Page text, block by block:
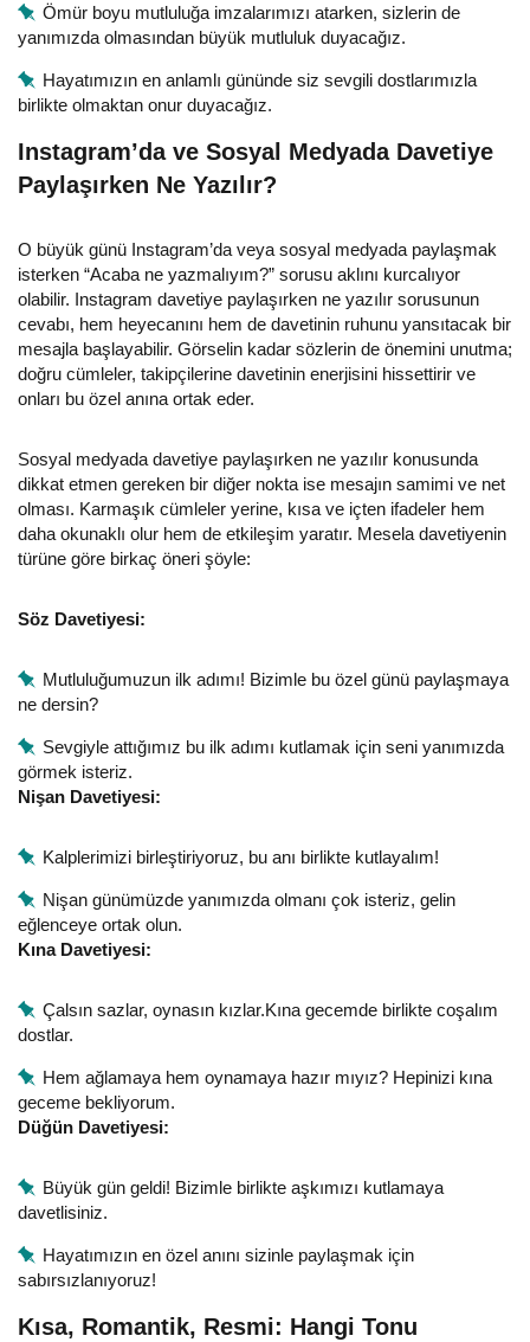
Ömür boyu mutluluğa imzalarımızı atarken, sizlerin de
yanımızda olmasından büyük mutluluk duyacağız.
Hayatımızın en anlamlı gününde siz sevgili dostlarımızla
birlikte olmaktan onur duyacağız.
Instagram’da ve Sosyal Medyada Davetiye
Paylaşırken Ne Yazılır?
O büyük günü Instagram’da veya sosyal medyada paylaşmak
isterken “Acaba ne yazmalıyım?” sorusu aklını kurcalıyor
olabilir. Instagram davetiye paylaşırken ne yazılır sorusunun
cevabı, hem heyecanını hem de davetinin ruhunu yansıtacak bir
mesajla başlayabilir. Görselin kadar sözlerin de önemini unutma;
doğru cümleler, takipçilerine davetinin enerjisini hissettirir ve
onları bu özel anına ortak eder.
Sosyal medyada davetiye paylaşırken ne yazılır konusunda
dikkat etmen gereken bir diğer nokta ise mesajın samimi ve net
olması. Karmaşık cümleler yerine, kısa ve içten ifadeler hem
daha okunaklı olur hem de etkileşim yaratır. Mesela davetiyenin
türüne göre birkaç öneri şöyle:
Söz Davetiyesi:
Mutluluğumuzun ilk adımı! Bizimle bu özel günü paylaşmaya
ne dersin?
Sevgiyle attığımız bu ilk adımı kutlamak için seni yanımızda
görmek isteriz.
Nişan Davetiyesi:
Kalplerimizi birleştiriyoruz, bu anı birlikte kutlayalım!
Nişan günümüzde yanımızda olmanı çok isteriz, gelin
eğlenceye ortak olun.
Kına Davetiyesi:
Çalsın sazlar, oynasın kızlar.Kına gecemde birlikte coşalım
dostlar.
Hem ağlamaya hem oynamaya hazır mıyız? Hepinizi kına
geceme bekliyorum.
Düğün Davetiyesi:
Büyük gün geldi! Bizimle birlikte aşkımızı kutlamaya
davetlisiniz.
Hayatımızın en özel anını sizinle paylaşmak için
sabırsızlanıyoruz!
Kısa, Romantik, Resmi: Hangi Tonu